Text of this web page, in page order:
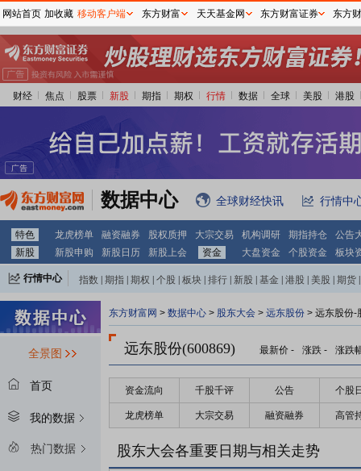
财经 焦点 股票 新股 期指 期权 行情 数据 全球 美股 港股
数据中心 全球财经快讯 行情中
特色 龙虎榜单 融资融券 股权质押 大宗交易 机构调研 期指持仓
公告
新股
新股申购 新股日历 新股上会 资金 大盘资金 个股资金 板块
行情中心 指数 期指 期权 个股 板块 排行 新股 基金 港股 美股 期货
全景图
首页
我的数据
热门数据
东方财富网 > 数据中心 > 股东大会 > 远东股份 > 远东股份-
远东股份(600869) 最新价 - 涨跌 - 涨跌
资金流向 千股千评 公告 个股
龙虎榜单 大宗交易 融资融券 高管
股东大会各重要日期与相关走势
网站首页 加收藏 移动客户端 东方财富 天天基金网 东方财富证券 东方